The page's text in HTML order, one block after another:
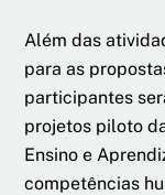
Além das
para as
participantes
projetos piloto
Ensino e
competências